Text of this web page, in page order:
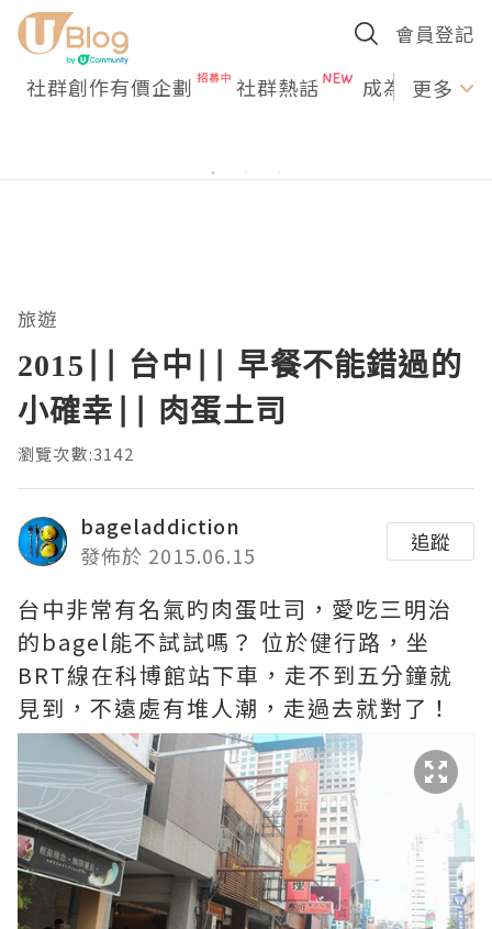
會員登記
社群創作有價企劃 社群熱話 成為U更多
旅遊
2015|| 台中|| 早餐不能錯過的
小確幸|| 肉蛋土司
瀏覽次數:3142
bageladdiction
發佈於 2015.06.15
追蹤
台中非常有名氣旳肉蛋吐司，愛吃三明治
的bagel能不試試嗎？ 位於健行路，坐
BRT線在科博館站下車，走不到五分鐘就
見到，不遠處有堆人潮，走過去就對了！